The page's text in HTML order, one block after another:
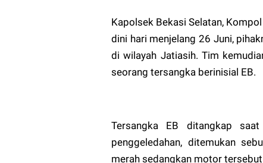
Kapolsek Bekasi Selatan,
dini hari menjelang 26 Juni,
di wilayah Jatiasih. Tim
seorang tersangka berinisial EB.
Tersangka EB ditangkap
penggeledahan, ditemukan
merah sedangkan motor